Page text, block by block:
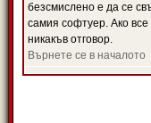
безсмислено е да се
самия софтуер. Ако
никакъв отговор.
Върнете се в началото